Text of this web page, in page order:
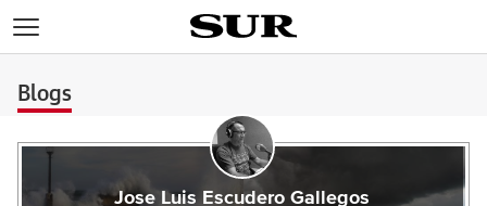
Blogs
Jose Luis Escudero Gallegos